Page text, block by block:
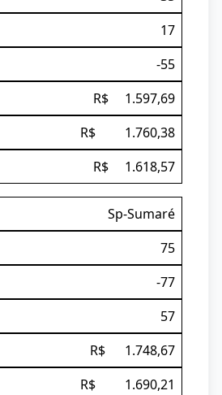
17
-55
R$ 1.597,69
R$ 1.760,38
R$ 1.618,57
Sp-Sumaré
75
-77
57
R$ 1.748,67
R$ 1.690,21